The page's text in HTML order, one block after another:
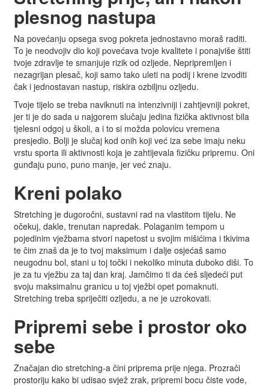
plesnog nastupa
Na povećanju opsega svog pokreta jednostavno moraš raditi.
To je neodvojiv dio koji povećava tvoje kvalitete i ponajviše štiti
tvoje zdravlje te smanjuje rizik od ozljede. Nepripremljen i
nezagrijan plesač, koji samo tako uleti na podij i krene izvoditi
čak i jednostavan nastup, riskira ozbiljnu ozljedu.
Tvoje tijelo se treba naviknuti na intenzivniji i zahtjevniji pokret,
jer ti je do sada u najgorem slučaju jedina fizička aktivnost bila
tjelesni odgoj u školi, a i to si možda polovicu vremena
presjedio. Bolji je slučaj kod onih koji već iza sebe imaju neku
vrstu sporta ili aktivnosti koja je zahtijevala fizičku pripremu. Oni
gunđaju puno, puno manje, jer već znaju.
Kreni polako
Stretching je dugoročni, sustavni rad na vlastitom tijelu. Ne
očekuj, dakle, trenutan napredak. Polaganim tempom u
pojedinim vježbama stvori napetost u svojim mišićima i tkivima
te čim znaš da je to tvoj maksimum i dalje osjećaš samo
neugodnu bol, stani u toj točki i nekoliko minuta duboko diši. To
je za tu vježbu za taj dan kraj. Jamčimo ti da ćeš sljedeći put
svoju maksimalnu granicu u toj vježbi opet pomaknuti.
Stretching treba spriječiti ozljedu, a ne je uzrokovati.
Pripremi sebe i prostor oko
sebe
Značajan dio stretching-a čini priprema prije njega. Prozrači
prostoriju kako bi udisao svjež zrak, pripremi bocu čiste vode,